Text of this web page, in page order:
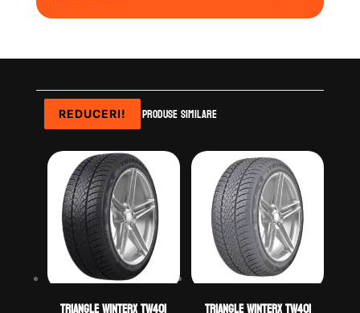
Produse similare
REDUCERI!
REDUCERI!
REDUCERI!
REDUCERI!